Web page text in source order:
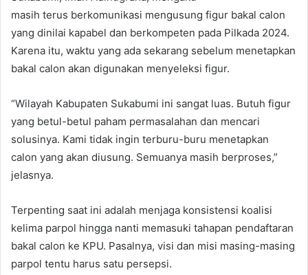
masih terus berkomunikasi mengusung figur bakal calon
yang dinilai kapabel dan berkompeten pada Pilkada 2024.
Karena itu, waktu yang ada sekarang sebelum menetapkan
bakal calon akan digunakan menyeleksi figur.
“Wilayah Kabupaten Sukabumi ini sangat luas. Butuh figur
yang betul-betul paham permasalahan dan mencari
solusinya. Kami tidak ingin terburu-buru menetapkan
calon yang akan diusung. Semuanya masih berproses,”
jelasnya.
Terpenting saat ini adalah menjaga konsistensi koalisi
kelima parpol hingga nanti memasuki tahapan pendaftaran
bakal calon ke KPU. Pasalnya, visi dan misi masing-masing
parpol tentu harus satu persepsi.